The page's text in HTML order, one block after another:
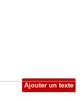
Ajouter un texte